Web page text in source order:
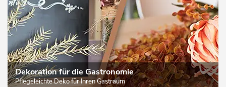
Dekoration für die Gastronomie
Pflegeleichte Deko für Ihren Gastraum